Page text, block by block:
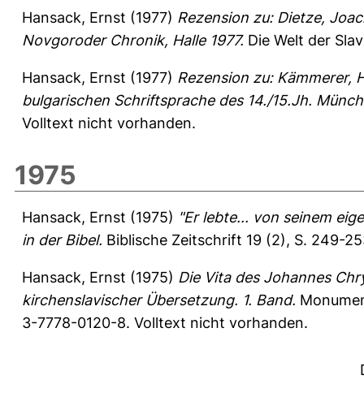
Hansack, Ernst (1977) Rezension zu: Dietze,
Novgoroder Chronik, Halle 1977. Die Welt der
Hansack, Ernst (1977) Rezension zu: Kämmerer,
bulgarischen Schriftsprache des 14./15.Jh.
Volltext nicht vorhanden.
1975
Hansack, Ernst (1975) "Er lebte... von seinem
in der Bibel. Biblische Zeitschrift 19 (2), S. 249-
Hansack, Ernst (1975) Die Vita des Johannes
kirchenslavischer Übersetzung. 1. Band.
3-7778-0120-8. Volltext nicht vorhanden.